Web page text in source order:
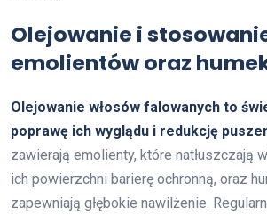
Olejowanie i
emolientów oraz
Olejowanie włosów falowanych to
poprawę ich wyglądu i redukcję
zawierają emolienty, które natłuszczają
ich powierzchni barierę ochronną, oraz
zapewniają głębokie nawilżenie.